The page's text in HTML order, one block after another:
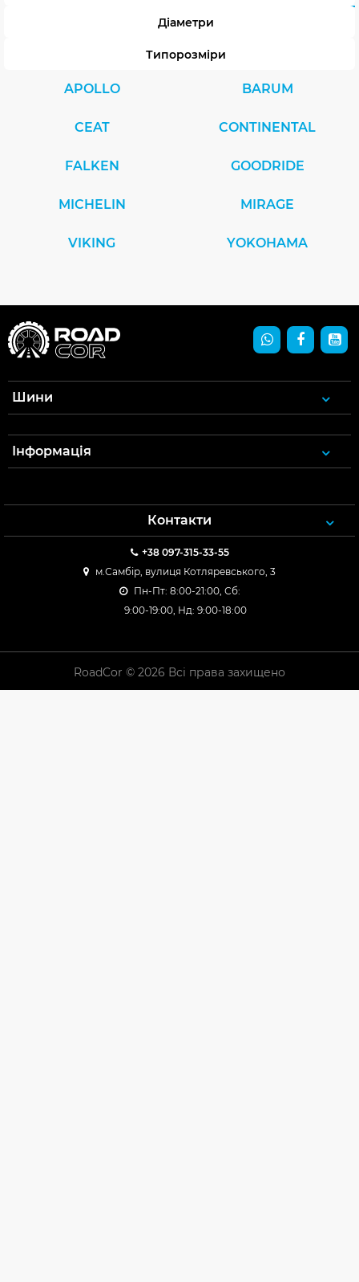
Діаметри
Типорозміри
APOLLO BARUM
CEAT CONTINENTAL
FALKEN GOODRIDE
MICHELIN MIRAGE
VIKING YOKOHAMA
Шини
Інформація
Контакти
+38 097-315-33-55
м.Самбір, вулиця Котляревського, 3
Пн-Пт: 8:00-21:00, Сб:
9:00-19:00, Нд: 9:00-18:00
RoadCor © 2026 Всі права захищено